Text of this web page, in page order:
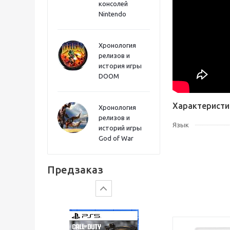
консолей
Nintendo
Хронология
релизов и
история игры
DOOM
Хронология
релизов и
историй игры
God of War
Предзаказ
Sword PS5
Язык